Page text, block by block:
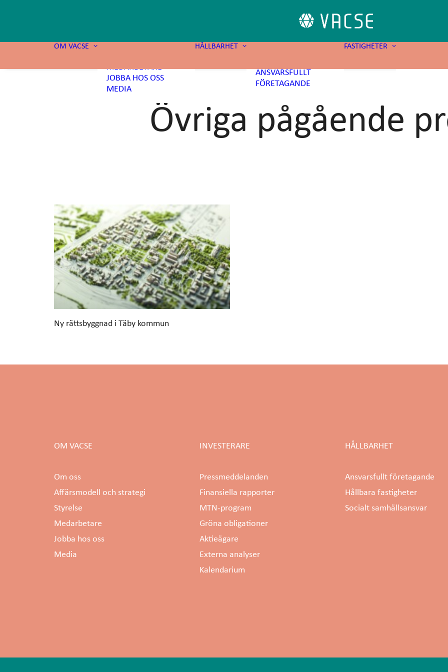
OM VACSE
STRATEGI
MEDARBETARE
JOBBA HOS OSS
MEDIA
HÅLLBARHET
ANSVARSFULLT
FÖRETAGANDE
FASTIGHETER
Övriga pågående
Ny rättsbyggnad i Täby kommun
OM VACSE
Om oss
Affärsmodell och strategi
Styrelse
Medarbetare
Jobba hos oss
Media
INVESTERARE
Pressmeddelanden
Finansiella rapporter
MTN-program
Gröna obligationer
Aktieägare
Externa analyser
Kalendarium
HÅLLBARHET
Ansvarsfullt företagande
Hållbara fastigheter
Socialt samhällsansvar